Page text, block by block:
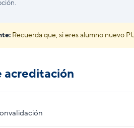
Recuerda que, si eres alumno nuevo
acreditación